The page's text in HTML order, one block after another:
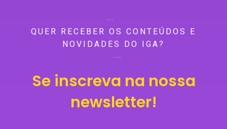
QUER RECEBER OS CONTEÚDOS E
NOVIDADES DO IGA?
Se inscreva na nossa
newsletter!